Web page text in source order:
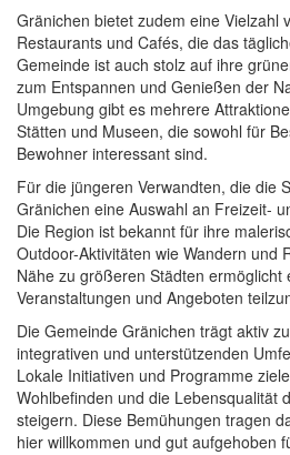
Gränichen bietet zudem eine Vielzahl
Restaurants und Cafés, die das
Gemeinde ist auch stolz auf ihre
zum Entspannen und Genießen der
Umgebung gibt es mehrere
Stätten und Museen, die sowohl für
Bewohner interessant sind.
Für die jüngeren Verwandten, die die
Gränichen eine Auswahl an Freizeit-
Die Region ist bekannt für ihre
Outdoor-Aktivitäten wie Wandern und
Nähe zu größeren Städten ermöglicht
Veranstaltungen und Angeboten
Die Gemeinde Gränichen trägt aktiv
integrativen und unterstützenden
Lokale Initiativen und Programme
Wohlbefinden und die Lebensqualität
steigern. Diese Bemühungen tragen
hier willkommen und gut aufgehoben